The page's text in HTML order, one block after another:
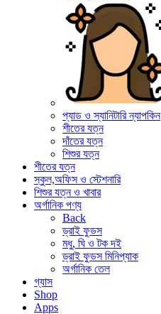
প্যাড ও স্যানিটারি ন্যাপকিন
শীতের যত্ন
দাঁতের যত্ন
শিশুর যত্ন
শীতের যত্ন
স্কুল,অফিস ও স্টেশনারি
শিশুর যত্ন ও খাবার
অর্গানিক পণ্য
Back
ড্রাই ফুডস
মধু, ঘি ও টক দই
ড্রাই ফুডস মিনিপ্যাক
অর্গানিক তেল
গ্যাস
Shop
Apps